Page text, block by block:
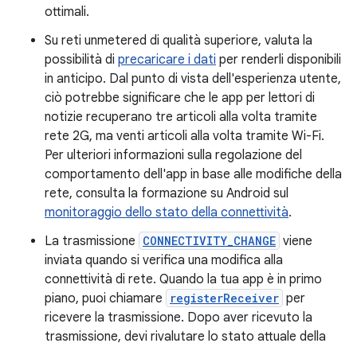
ottimali.
Su reti unmetered di qualità superiore, valuta la
possibilità di precaricare i dati per renderli disponibili
in anticipo. Dal punto di vista dell'esperienza utente,
ciò potrebbe significare che le app per lettori di
notizie recuperano tre articoli alla volta tramite
rete 2G, ma venti articoli alla volta tramite Wi-Fi.
Per ulteriori informazioni sulla regolazione del
comportamento dell'app in base alle modifiche della
rete, consulta la formazione su Android sul
monitoraggio dello stato della connettività.
La trasmissione CONNECTIVITY_CHANGE viene
inviata quando si verifica una modifica alla
connettività di rete. Quando la tua app è in primo
piano, puoi chiamare
registerReceiver per
ricevere la trasmissione. Dopo aver ricevuto la
trasmissione, devi rivalutare lo stato attuale della